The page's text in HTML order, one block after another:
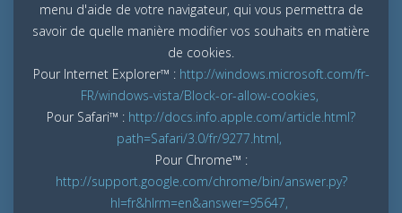
menu d'aide de votre navigateur, qui vous permettra de
savoir de quelle manière modifier vos souhaits en matière
de cookies.
Pour Internet Explorer™ : http://windows.microsoft.com/fr-
FR/windows-vista/Block-or-allow-cookies,
Pour Safari™ : http://docs.info.apple.com/article.html?
path=Safari/3.0/fr/9277.html,
Pour Chrome™ :
http://support.google.com/chrome/bin/answer.py?
hl=fr&hlrm=en&answer=95647,